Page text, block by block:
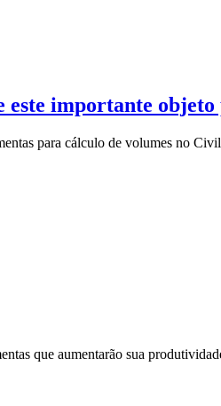
este importante
para cálculo de volumes no
que aumentarão sua